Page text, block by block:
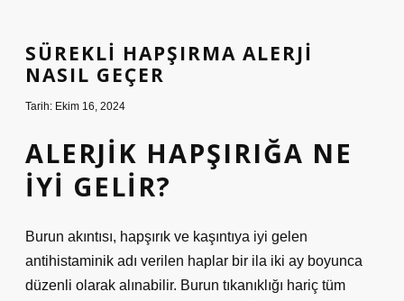
SÜREKLI HAPŞIRMA ALERJI
NASIL GEÇER
Tarih: Ekim 16, 2024
ALERJIK HAPŞIRIĞA NE
IYI GELIR?
Burun akıntısı, hapşırık ve kaşıntıya iyi gelen
antihistaminik adı verilen haplar bir ila iki ay boyunca
düzenli olarak alınabilir. Burun tıkanıklığı hariç tüm